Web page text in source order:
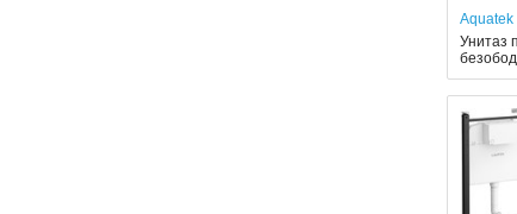
Aquatek
Унитаз